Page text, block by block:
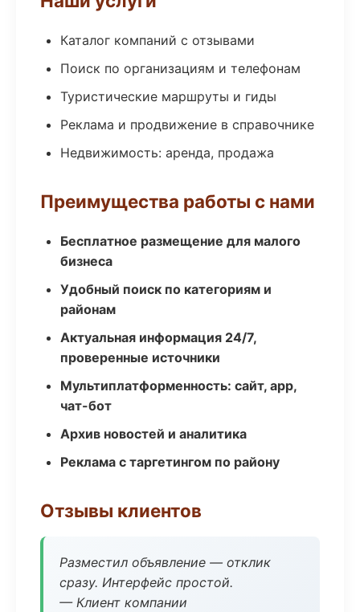
Каталог компаний с отзывами
Поиск по организациям и телефонам
Туристические маршруты и гиды
Реклама и продвижение в справочнике
Недвижимость: аренда, продажа
Преимущества работы с нами
Бесплатное размещение для малого
бизнеса
Удобный поиск по категориям и
районам
Актуальная информация 24/7,
проверенные источники
Мультиплатформенность: сайт, app,
чат-бот
Архив новостей и аналитика
Реклама с таргетингом по району
Отзывы клиентов
Разместил объявление — отклик
сразу. Интерфейс простой.
— Клиент компании